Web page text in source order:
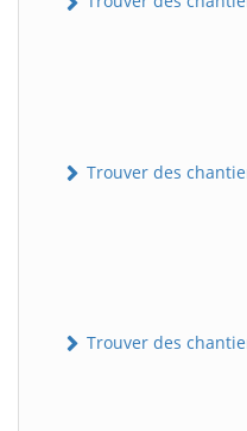
Trouver des
Trouver des